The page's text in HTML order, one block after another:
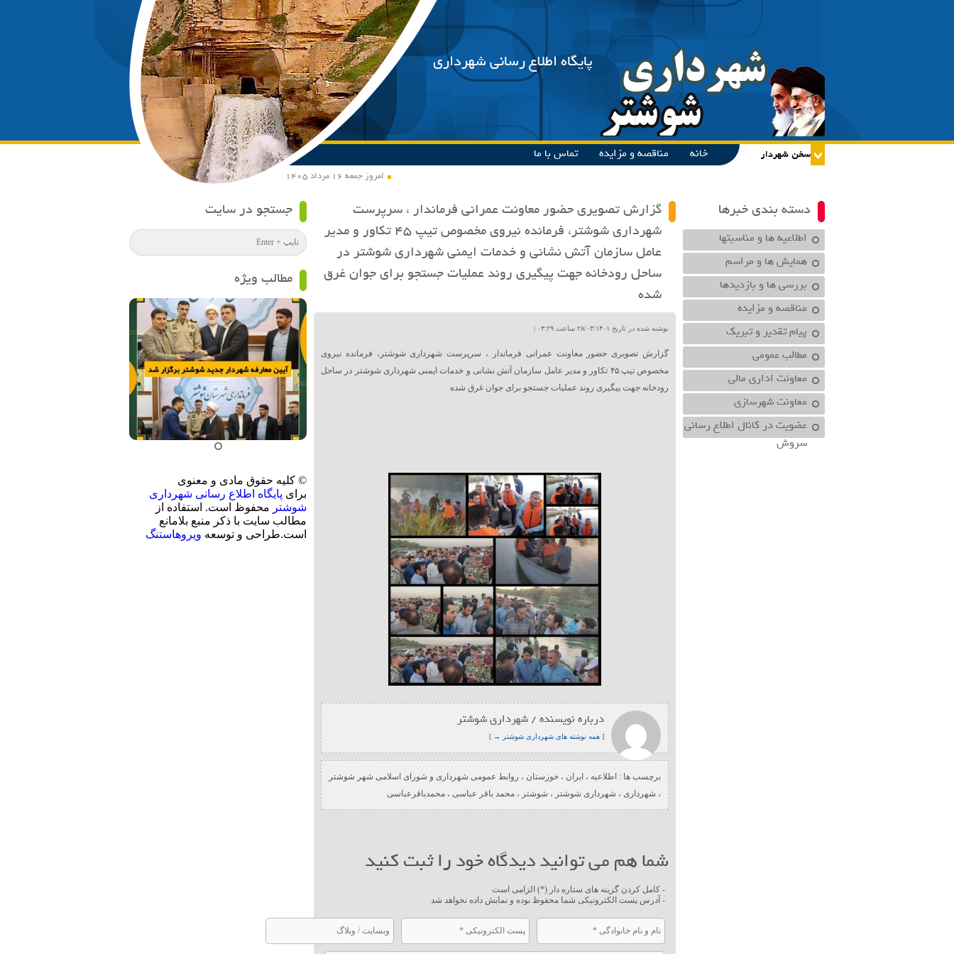
پایگاه اطلاع رسانی شهرداری
امروز جمعه ۱۶ مرداد ۱۴۰۵
خانه مناقصه و مزایده تماس با ما
دسته بندی خبرها
اطلاعیه ها و مناسبتها
همایش ها و مراسم
بررسی ها و بازدیدها
مناقصه و مزایده
پیام تقدیر و تبریک
مطالب عمومی
معاونت اداري مالي
معاونت شهرسازي
عضویت در کانال اطلاع رسانی
سروش
گزارش تصویری حضور معاونت عمرانی فرماندار ، سرپرست
شهرداری شوشتر، فرمانده نیروی مخصوص تیپ ۴۵ تکاور و مدیر
عامل سازمان آتش نشانی و خدمات ایمنی شهرداری شوشتر در
ساحل رودخانه جهت پیگیری روند عملیات جستجو برای جوان غرق
شده
نوشته شده در تاریخ ۲۸/۰۳/۱۴۰۱ ساعت ۰۳:۲۹ |
گزارش تصویری حضور معاونت عمرانی فرماندار ، سرپرست شهرداری شوشتر، فرمانده نیروی
مخصوص تیپ ۴۵ تکاور و مدیر عامل سازمان آتش نشانی و خدمات ایمنی شهرداری شوشتر در ساحل
رودخانه جهت پیگیری روند عملیات جستجو برای جوان غرق شده
درباره نویسنده / شهرداری شوشتر
[ همه نوشته های شهرداری شوشتر → ]
برچسب ها : اطلاعیه ، ایران ، خوزستان ، روابط عمومی شهرداری و شورای اسلامی شهر شوشتر
، شهرداری ، شهرداری شوشتر ، شوشتر ، محمد باقر عباسی ، محمدباقرعباسی
شما هم می توانید دیدگاه خود را ثبت کنید
- کامل کردن گزینه های ستاره دار (*) الزامی است
- آدرس پست الکترونیکی شما محفوظ بوده و نمایش داده نخواهد شد
جستجو در سایت
مطالب ویژه
© کلیه حقوق مادی و معنوی
برای پایگاه اطلاع رسانی شهرداری
شوشتر محفوظ است. استفاده از
مطالب سایت با ذکر منبع بلامانع
است.طراحی و توسعه ویروهاستنگ